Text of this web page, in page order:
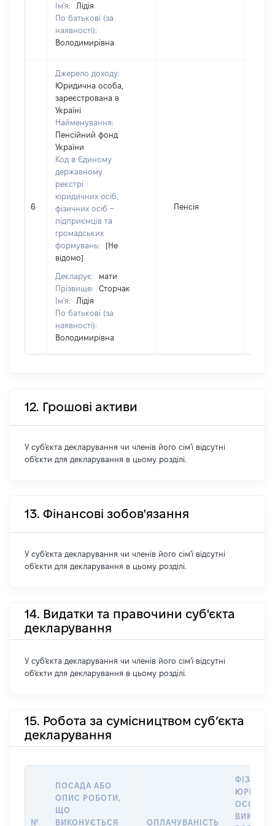
Ім'я:
Лідія
По батькові (за
наявності):
Володимирівна
6
Джерело доходу:
Юридична особа,
зареєстрована в
Україні
Найменування:
Пенсійний фонд
України
Код в Єдиному
державному
реєстрі
юридичних осіб,
фізичних осіб –
підприємців та
громадських
формувань:
[Не
відомо]
Декларує:
мати
Прізвище:
Сторчак
Ім'я:
Лідія
По батькові (за
наявності):
Володимирівна
Пенсія
12. Грошові активи
У суб'єкта декларування чи членів його сім'ї відсутні
об'єкти для декларування в цьому розділі.
13. Фінансові зобов'язання
У суб'єкта декларування чи членів його сім'ї відсутні
об'єкти для декларування в цьому розділі.
14. Видатки та правочини суб'єкта
декларування
У суб'єкта декларування чи членів його сім'ї відсутні
об'єкти для декларування в цьому розділі.
15. Робота за сумісництвом суб’єкта
декларування
№
ПОСАДА АБО
ОПИС РОБОТИ,
ЩО
ВИКОНУЄТЬСЯ
ОПЛАЧУВАНІСТЬ
ОСОБА,